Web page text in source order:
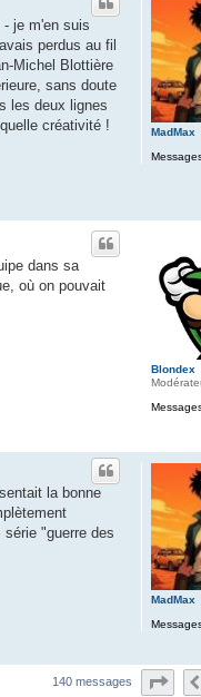
MadMax
je m'en suis
perdus au fil
Michel Blottière
sans doute
les deux lignes
créativité !
Blondex
dans sa
où on pouvait
MadMax
la bonne
"guerre des
140 messages Page